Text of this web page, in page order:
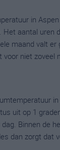
in
aantal uren
maand valt
niet zoveel
uit op 1
Binnen de
dan zorgt dat